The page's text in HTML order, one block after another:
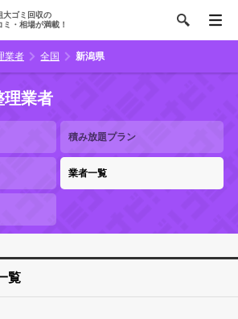
大ゴミ回収の
ミ・相場が満載！
業者 全国 新潟県
理業者
積み放題プラン
業者一覧
覧